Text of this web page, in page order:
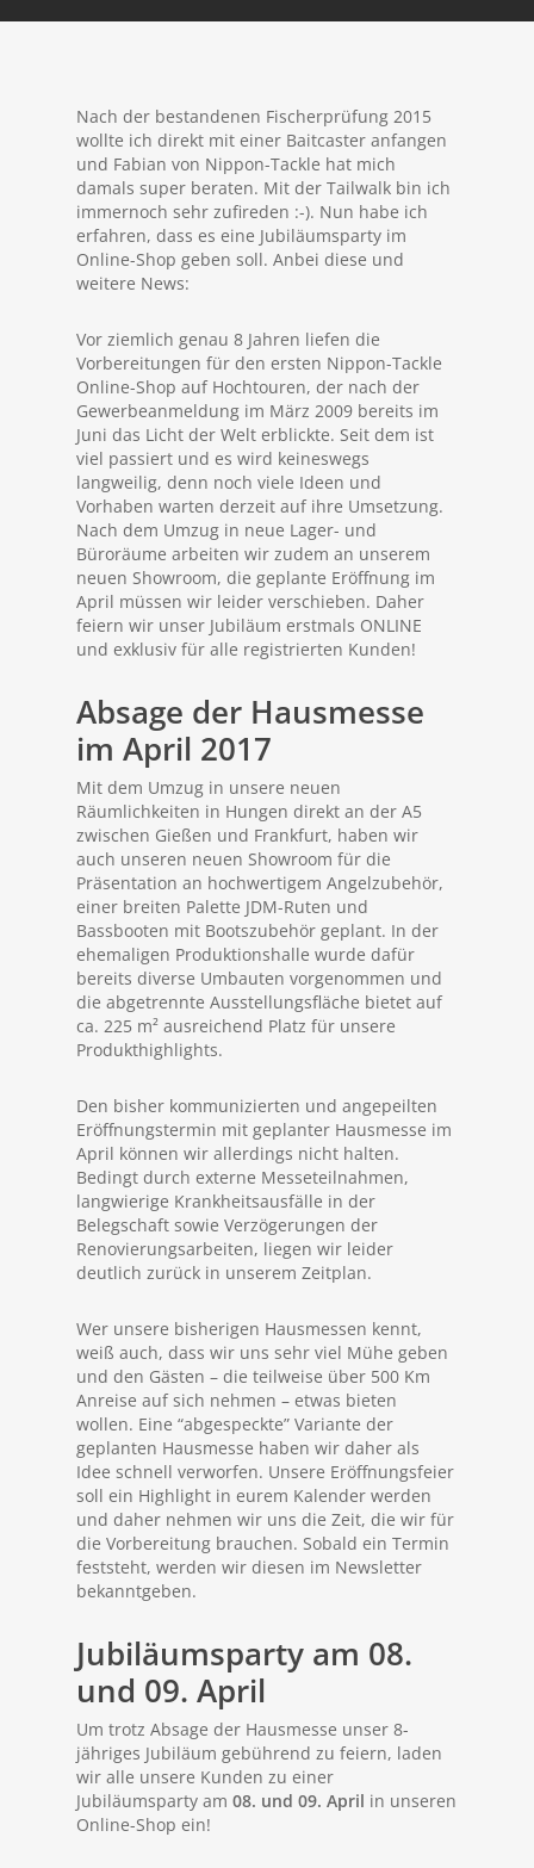
Nach der bestandenen Fischerprüfung 2015
wollte ich direkt mit einer Baitcaster anfangen
und Fabian von Nippon-Tackle hat mich
damals super beraten. Mit der Tailwalk bin ich
immernoch sehr zufireden :-). Nun habe ich
erfahren, dass es eine Jubiläumsparty im
Online-Shop geben soll. Anbei diese und
weitere News:
Vor ziemlich genau 8 Jahren liefen die
Vorbereitungen für den ersten Nippon-Tackle
Online-Shop auf Hochtouren, der nach der
Gewerbeanmeldung im März 2009 bereits im
Juni das Licht der Welt erblickte. Seit dem ist
viel passiert und es wird keineswegs
langweilig, denn noch viele Ideen und
Vorhaben warten derzeit auf ihre Umsetzung.
Nach dem Umzug in neue Lager- und
Büroräume arbeiten wir zudem an unserem
neuen Showroom, die geplante Eröffnung im
April müssen wir leider verschieben. Daher
feiern wir unser Jubiläum erstmals ONLINE
und exklusiv für alle registrierten Kunden!
Absage der Hausmesse
im April 2017
Mit dem Umzug in unsere neuen
Räumlichkeiten in Hungen direkt an der A5
zwischen Gießen und Frankfurt, haben wir
auch unseren neuen Showroom für die
Präsentation an hochwertigem Angelzubehör,
einer breiten Palette JDM-Ruten und
Bassbooten mit Bootszubehör geplant. In der
ehemaligen Produktionshalle wurde dafür
bereits diverse Umbauten vorgenommen und
die abgetrennte Ausstellungsfläche bietet auf
ca. 225 m² ausreichend Platz für unsere
Produkthighlights.
Den bisher kommunizierten und angepeilten
Eröffnungstermin mit geplanter Hausmesse im
April können wir allerdings nicht halten.
Bedingt durch externe Messeteilnahmen,
langwierige Krankheitsausfälle in der
Belegschaft sowie Verzögerungen der
Renovierungsarbeiten, liegen wir leider
deutlich zurück in unserem Zeitplan.
Wer unsere bisherigen Hausmessen kennt,
weiß auch, dass wir uns sehr viel Mühe geben
und den Gästen – die teilweise über 500 Km
Anreise auf sich nehmen – etwas bieten
wollen. Eine “abgespeckte” Variante der
geplanten Hausmesse haben wir daher als
Idee schnell verworfen. Unsere Eröffnungsfeier
soll ein Highlight in eurem Kalender werden
und daher nehmen wir uns die Zeit, die wir für
die Vorbereitung brauchen. Sobald ein Termin
feststeht, werden wir diesen im Newsletter
bekanntgeben.
Jubiläumsparty am 08.
und 09. April
Um trotz Absage der Hausmesse unser 8-
jähriges Jubiläum gebührend zu feiern, laden
wir alle unsere Kunden zu einer
Jubiläumsparty am 08. und 09. April in unseren
Online-Shop ein!